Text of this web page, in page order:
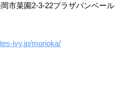
市菜園2-3-22プラザバンベール
ivy.jp/morioka/